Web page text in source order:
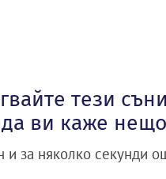
тези
ви каже
за няколко секунди